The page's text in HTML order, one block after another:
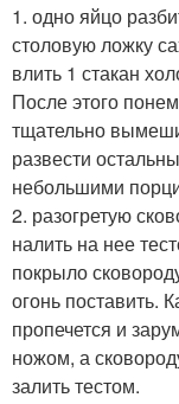
1. одно яйцо
столовую ложку
влить 1 стакан
После этого
тщательно
развести
небольшими
2. разогретую
налить на нее
покрыло
огонь поставить.
пропечется и
ножом, а
залить тестом.